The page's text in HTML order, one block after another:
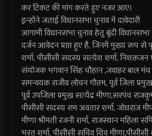
कर टिकट की मांग करते हुए नजर आए।
इन्होंने जताई विधानसभा चुनाव में दावेदारी
आगामी विधानसभा चुनाव हेतु बूंदी
दर्जन आवेदन प्राप्त हुए हैं, जिनमें मुख्य रूप से
शर्मा, पीसीसी सदस्य सत्येश शर्मा,
संयोजक भगवान सिंह चौहान ,जवाहर बाल
समन्वयक राजीव लोचन गौतम, पूर्व जिला
पूर्व उपजिला प्रमुख सत्येंद्र मीणा,सरपंच
पीसीसी सदस्य राम अवतार शर्मा, जोधराज
मीणा श्रीमती रजनी शर्मा, राजस्थान महिला
भरत शर्मा, पीसीसी सचिव शिव